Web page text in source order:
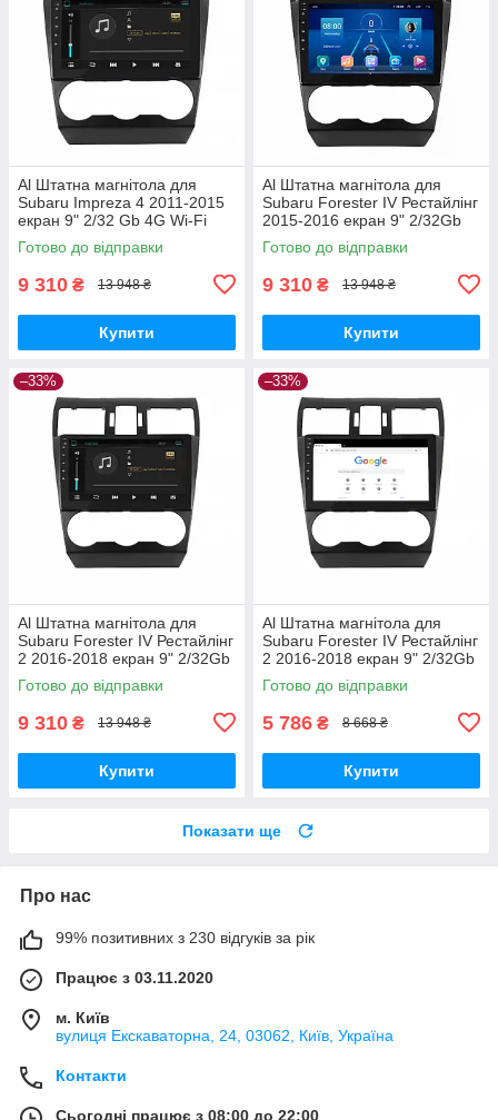
Al Штатна магнітола для
Subaru Impreza 4 2011-2015
екран 9" 2/32 Gb 4G Wi-Fi
GPS Top Android
Готово до відправки
9 310 ₴ 13 948 ₴
Купити
Al Штатна магнітола для
Subaru Forester IV Рестайлінг
2015-2016 екран 9" 2/32Gb
4G Wi-Fi GPS Top Android
Готово до відправки
9 310 ₴ 13 948 ₴
Купити
–33%
Al Штатна магнітола для
Subaru Forester IV Рестайлінг
2 2016-2018 екран 9" 2/32Gb
4G Wi-Fi GPS Top Android
Готово до відправки
9 310 ₴ 13 948 ₴
Купити
–33%
Al Штатна магнітола для
Subaru Forester IV Рестайлінг
2 2016-2018 екран 9" 2/32Gb
Wi-Fi GPS Base Android
Готово до відправки
5 786 ₴ 8 668 ₴
Купити
Показати ще
Про нас
99% позитивних з 230 відгуків за рік
Працює з 03.11.2020
м. Київ
вулиця Екскаваторна, 24, 03062, Київ, Україна
Контакти
Сьогодні працює з 08:00 до 22:00